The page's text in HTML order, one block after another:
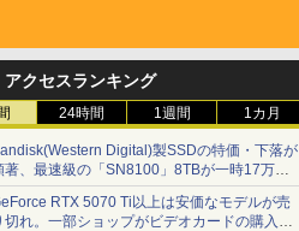
アクセスランキング
24時間 1週間 1カ月
Digital)製SSDの特価・下落が
著、最速級の「SN8100」8TBが一時17万円
れ [8月前半のSSD価格]
RTX 5070 Ti以上は安価なモデルが売
切れ。一部ショップがビデオカードの購入制